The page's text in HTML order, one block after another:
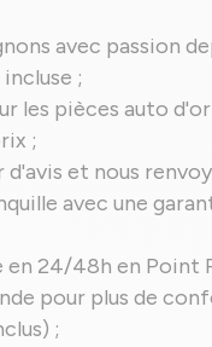
avec passion
;
les pièces auto
;
d'avis et nous
avec une
24/48h en Point
pour plus de
;